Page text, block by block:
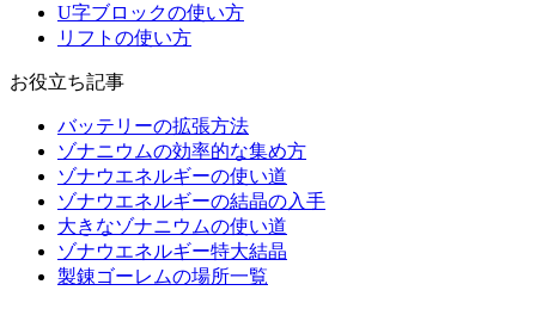
U字ブロックの使い方
リフトの使い方
お役立ち記事
バッテリーの拡張方法
ゾナニウムの効率的な集め方
ゾナウエネルギーの使い道
ゾナウエネルギーの結晶の入手
大きなゾナニウムの使い道
ゾナウエネルギー特大結晶
製錬ゴーレムの場所一覧